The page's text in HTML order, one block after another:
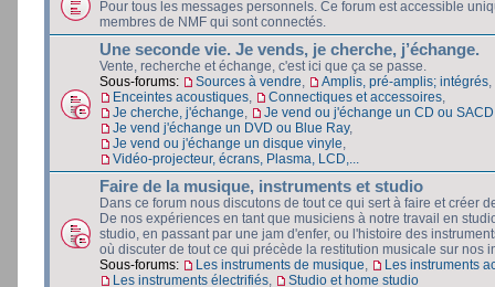
Pour tous les messages personnels. Ce forum est accessible
membres de NMF qui sont connectés.
Une seconde vie. Je vends, je cherche, j’échange.
Vente, recherche et échange, c'est ici que ça se passe.
Sous-forums:
Sources à vendre Amplis, pré-amplis; intégrés
Enceintes acoustiques
Connectiques et accessoires
Je cherche, j'échange
Je vend ou j'échange un CD ou SACD
Je vend j'échange un DVD ou Blue Ray,
Je vend ou j'échange un disque vinyle
Vidéo-projecteur, écrans, Plasma, LCD,...
Faire de la musique, instruments et studio
Dans ce forum nous discutons de tout ce qui sert à faire et créer
De nos expériences en tant que musiciens à notre travail en
studio, en passant par une jam d'enfer, ou l'histoire des
où discuter de tout ce qui précède la restitution musicale sur nos
Sous-forums:
Les instruments de musique
Les instruments
Les instruments électrifiés
Studio et home studio